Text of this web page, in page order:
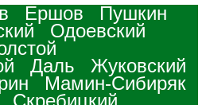
Ершов
Пушкин
Одоевский
Даль
Жуковский
Мамин-Сибиряк